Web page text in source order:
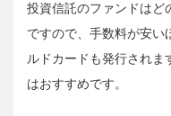
投資信託のファンドはど
ですので、手数料が安い
ルドカードも発行されま
はおすすめです。